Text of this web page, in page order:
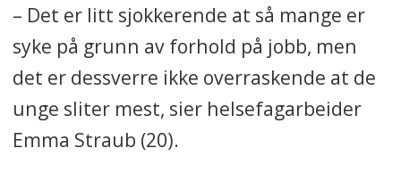
– Det er litt sjokkerende at så mange er
syke på grunn av forhold på jobb, men
det er dessverre ikke overraskende at de
unge sliter mest, sier helsefagarbeider
Emma Straub (20).